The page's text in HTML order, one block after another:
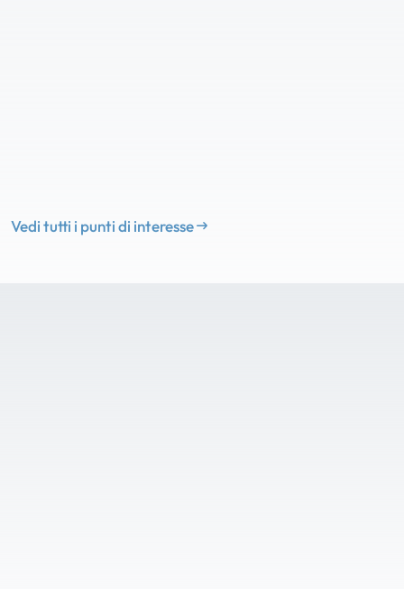
Vedi tutti i punti di interesse